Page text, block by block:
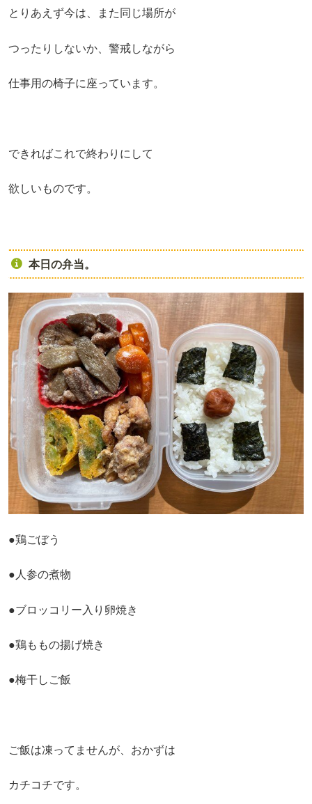
とりあえず今は、また同じ場所が
つったりしないか、警戒しながら
仕事用の椅子に座っています。
できればこれで終わりにして
欲しいものです。
本日の弁当。
●鶏ごぼう
●人参の煮物
●ブロッコリー入り卵焼き
●鶏ももの揚げ焼き
●梅干しご飯
ご飯は凍ってませんが、おかずは
カチコチです。